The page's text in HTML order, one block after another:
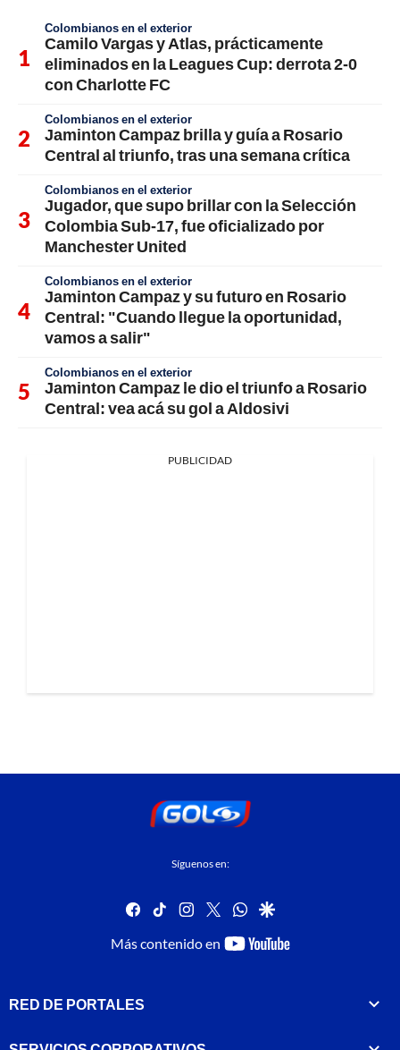
Colombianos en el exterior
Camilo Vargas y Atlas, prácticamente
eliminados en la Leagues Cup: derrota 2-0
con Charlotte FC
Colombianos en el exterior
Jaminton Campaz brilla y guía a Rosario
Central al triunfo, tras una semana crítica
Colombianos en el exterior
Jugador, que supo brillar con la Selección
Colombia Sub-17, fue oficializado por
Manchester United
Colombianos en el exterior
Jaminton Campaz y su futuro en Rosario
Central: "Cuando llegue la oportunidad,
vamos a salir"
Colombianos en el exterior
Jaminton Campaz le dio el triunfo a Rosario
Central: vea acá su gol a Aldosivi
PUBLICIDAD
Síguenos en:
facebook
tiktok instagram
twitterwhatsapp
google
Más contenido en
youtube-
RED DE PORTALES